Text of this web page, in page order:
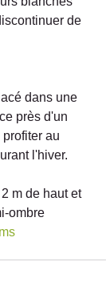
de
dans une
près d'un
profiter au
l'hiver.
m de haut et
ombre